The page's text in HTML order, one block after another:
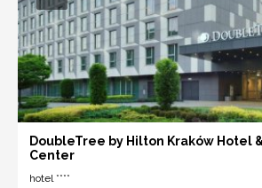
DoubleTree by Hilton Kraków Hotel
Center
hotel ****